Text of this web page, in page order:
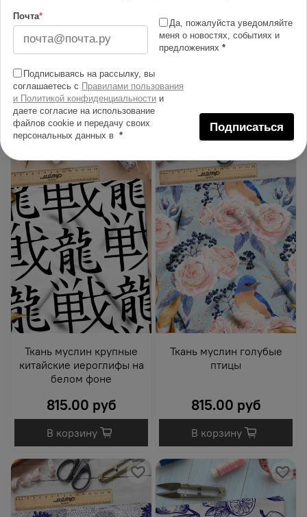
Ткань муслин розовые
цветы серые листья
815.00 руб
В корзину
Ткань муслин серые
бутоны
Ткань муслин крупные
китайские иероглифы на
белом фоне
815.00 руб
В корзину
Ткань муслин голубые
птицы
815.00 руб
В корзину
Почта*
Да, пожалуйста уведомляйте
меня о новостях, событиях и
предложениях *
Подписываясь на рассылку, вы
соглашаетесь с Правилами пользования
и Политикой конфиденциальности и
даете согласие на использование
файлов cookie и передачу своих
персональных данных в *
Подписаться